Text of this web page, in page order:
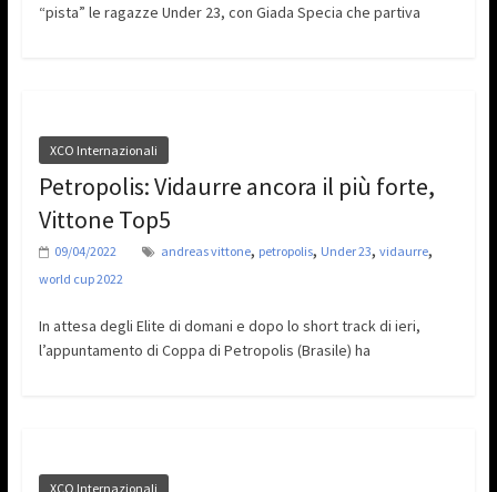
“pista” le ragazze Under 23, con Giada Specia che partiva
XCO Internazionali
Petropolis: Vidaurre ancora il più forte,
Vittone Top5
09/04/2022 andreas vittone, petropolis, Under 23, vidaurre,
world cup 2022
In attesa degli Elite di domani e dopo lo short track di ieri,
l’appuntamento di Coppa di Petropolis (Brasile) ha
XCO Internazionali